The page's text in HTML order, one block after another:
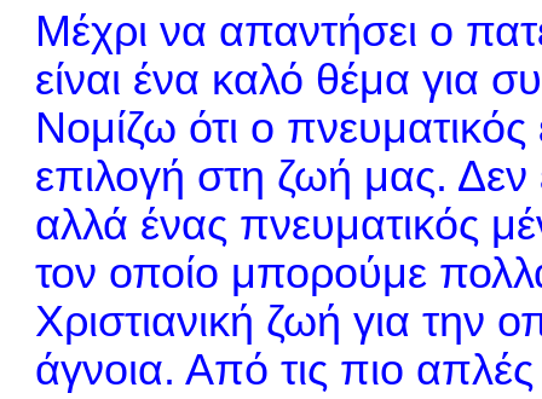
Μέχρι να απαντήσει ο
είναι ένα καλό θέμα για
Νομίζω ότι ο πνευματικός
επιλογή στη ζωή μας. Δεν
αλλά ένας πνευματικός
τον οποίο μπορούμε
Χριστιανική ζωή για την
άγνοια. Από τις πιο απλές